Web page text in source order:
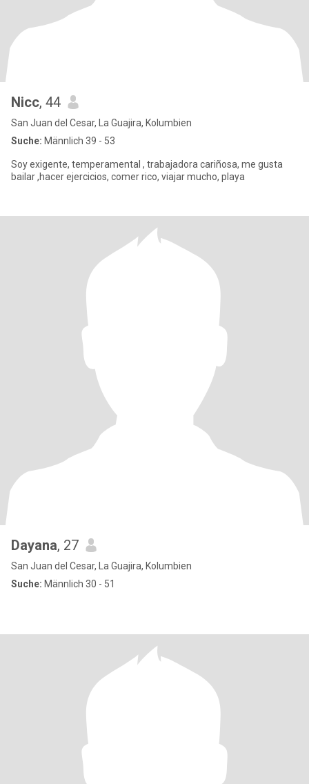
Nicc, 44
San Juan del Cesar, La Guajira, Kolumbien
Suche: Männlich 39 - 53
Soy exigente, temperamental , trabajadora cariñosa, me gusta
bailar ,hacer ejercicios, comer rico, viajar mucho, playa
Dayana, 27
San Juan del Cesar, La Guajira, Kolumbien
Suche: Männlich 30 - 51